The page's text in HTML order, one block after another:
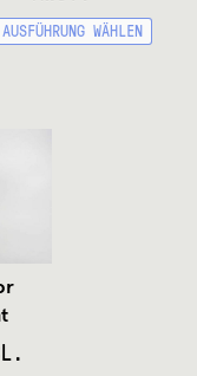
AUSFÜHRUNG WÄHLEN